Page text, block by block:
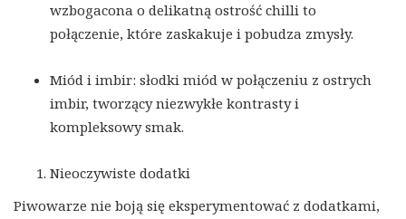
wzbogacona o delikatną ostrość chilli to
połączenie, które zaskakuje i pobudza zmysły.
Miód i imbir: słodki miód w połączeniu z ostrych
imbir, tworzący niezwykłe kontrasty i
kompleksowy smak.
Nieoczywiste dodatki
Piwowarze nie boją się eksperymentować z dodatkami,